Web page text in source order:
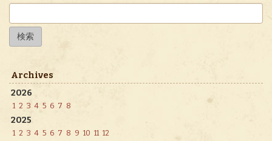
検
索:
Archives
2026
1 2 3 4 5 6 7 8
2025
1 2 3 4 5 6 7 8 9 10 11 12